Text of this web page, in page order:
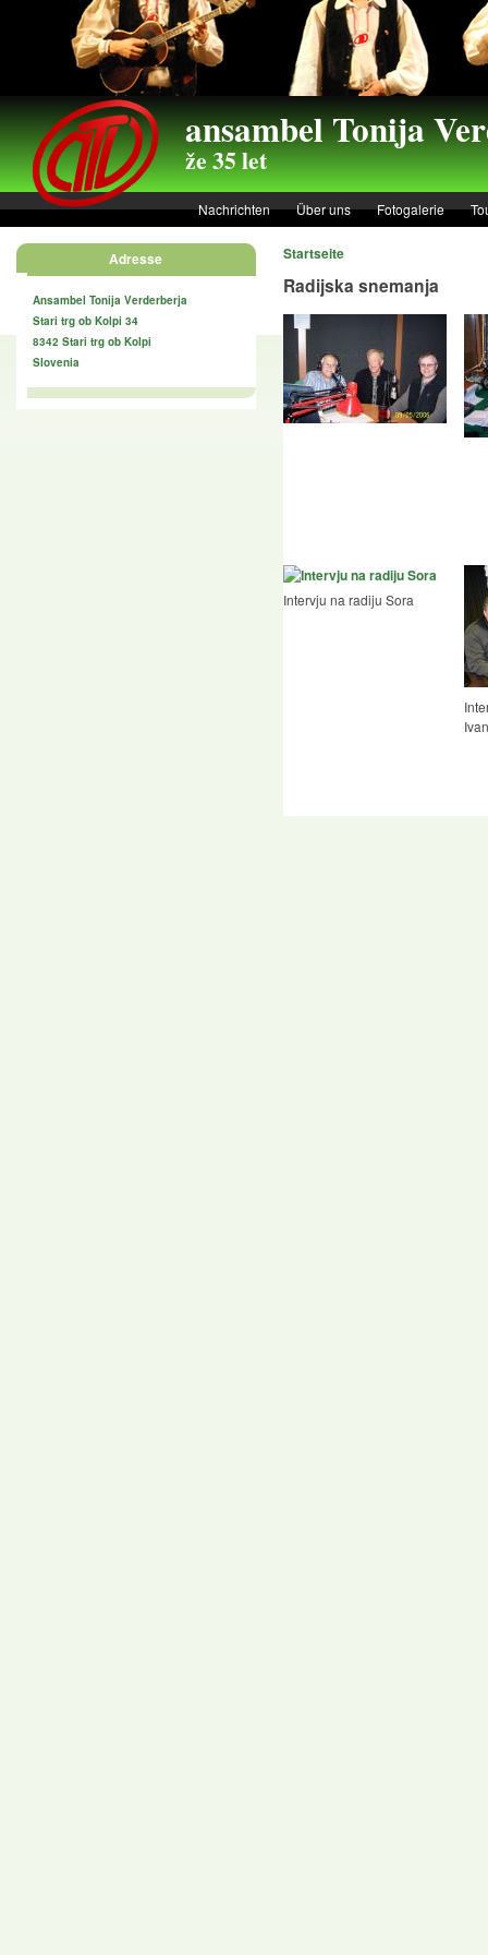
Skip to main content
ansambel Tonija
že 35 let
Nachrichten Über uns Fotogalerie
Startseite
Radijska snemanja
Intervju na radiju Sora
Adresse
Ansambel Tonija Verderberja
Stari trg ob Kolpi 34
8342 Stari trg ob Kolpi
Slovenia
© 2013 Ansambel